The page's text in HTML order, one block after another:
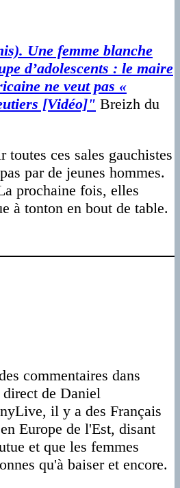
Une femme blanche
d’adolescents : le maire
ne veut pas «
[Vidéo]" Breizh du
toutes ces sales gauchistes
par de jeunes hommes.
prochaine fois, elles
à tonton en bout de table.
commentaires dans
de Daniel
il y a des Français
Europe de l'Est, disant
et que les femmes
qu'à baiser et encore.